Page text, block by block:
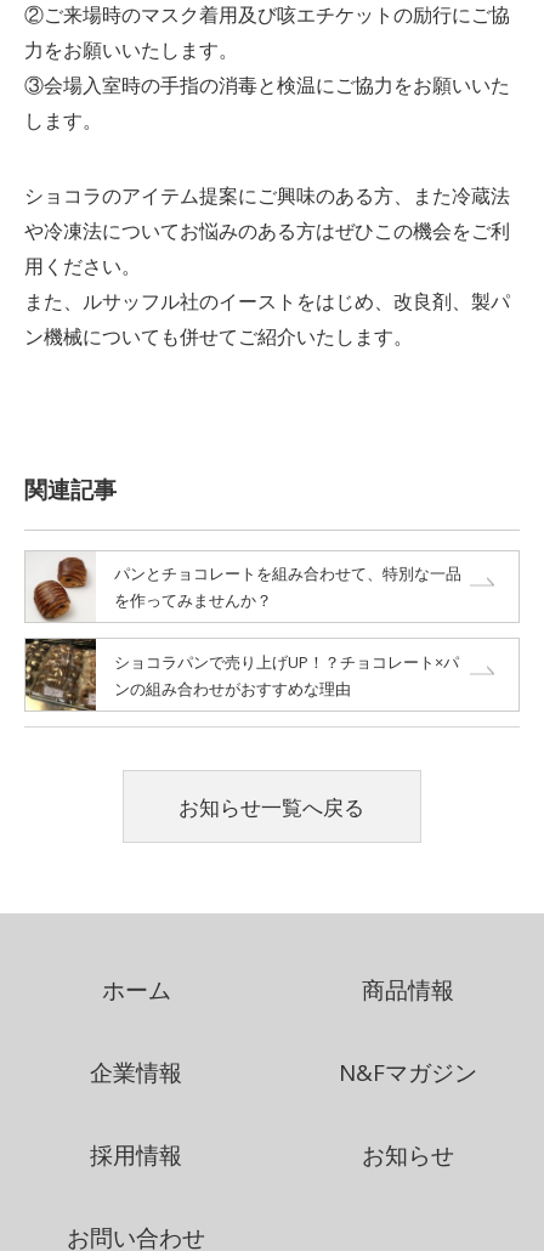
②ご来場時のマスク着用及び咳エチケットの励行にご協
力をお願いいたします。
③会場入室時の手指の消毒と検温にご協力をお願いいた
します。
ショコラのアイテム提案にご興味のある方、また冷蔵法
や冷凍法についてお悩みのある方はぜひこの機会をご利
用ください。
また、ルサッフル社のイーストをはじめ、改良剤、製パ
ン機械についても併せてご紹介いたします。
関連記事
パンとチョコレートを組み合わせて、特別な一品
を作ってみませんか？
ショコラパンで売り上げUP！？チョコレート×パ
ンの組み合わせがおすすめな理由
お知らせ一覧へ戻る
ホーム 商品情報
企業情報 N&Fマガジン
採用情報 お知らせ
お問い合わせ